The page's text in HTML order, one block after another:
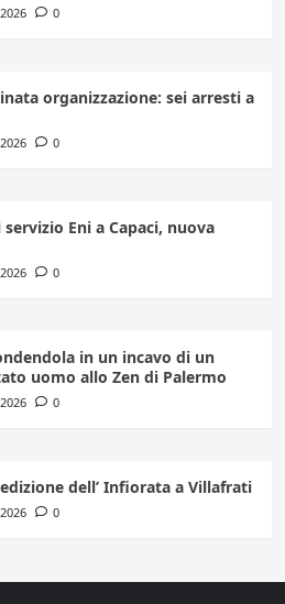
0
organizzazione: sei arresti a
0
Eni a Capaci, nuova
0
in un incavo di un
uomo allo Zen di Palermo
0
dell’ Infiorata a Villafrati
0